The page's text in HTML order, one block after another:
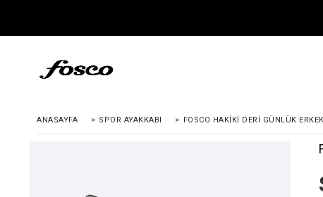
ANASAYFA > SPOR AYAKKABI > FOSCO HAKIKI DERI GÜNLÜK